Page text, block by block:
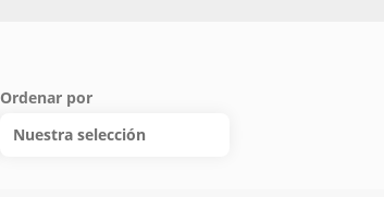
Ordenar por
Nuestra selección